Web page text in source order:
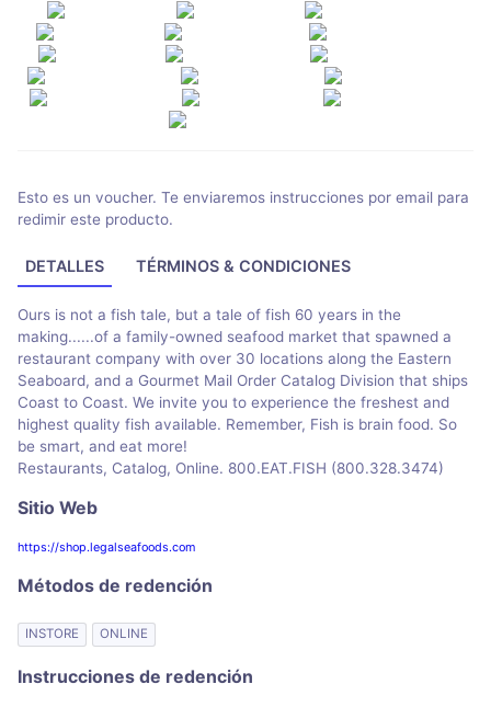
Esto es un voucher. Te enviaremos instrucciones por email para
redimir este producto.
DETALLES TÉRMINOS & CONDICIONES
Ours is not a fish tale, but a tale of fish 60 years in the
making......of a family-owned seafood market that spawned a
restaurant company with over 30 locations along the Eastern
Seaboard, and a Gourmet Mail Order Catalog Division that ships
Coast to Coast. We invite you to experience the freshest and
highest quality fish available. Remember, Fish is brain food. So
be smart, and eat more!
Restaurants, Catalog, Online. 800.EAT.FISH (800.328.3474)
Sitio Web
https://shop.legalseafoods.com
Métodos de redención
INSTORE ONLINE
Instrucciones de redención